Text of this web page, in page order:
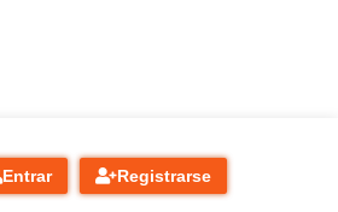
Entrar Registrarse